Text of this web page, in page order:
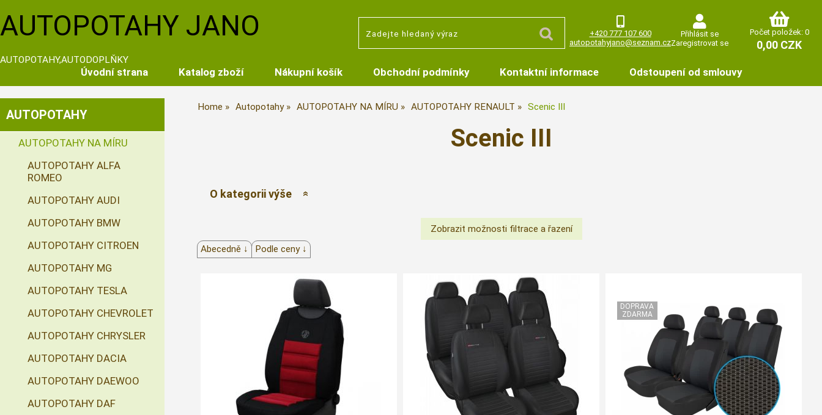
+420 777 107 600
autopotahyjano@seznam.cz
Přihlásit se
Zaregistrovat se
Počet položek: 0
0,00 CZK
AUTOPOTAHY JANO
AUTOPOTAHY,AUTODOPLŇKY
Úvodní strana Katalog zboží Nákupní košík Obchodní podmínky Kontaktní informace Odstoupení od smlouvy
Home Autopotahy AUTOPOTAHY NA MÍRU AUTOPOTAHY RENAULT Scenic III
Scenic III
O kategorii výše
Abecedně ↓ Podle ceny ↓
AUTOPOTAHY
AUTOPOTAHY NA MÍRU
AUTOPOTAHY ALFA
ROMEO
AUTOPOTAHY AUDI
AUTOPOTAHY BMW
AUTOPOTAHY CITROEN
AUTOPOTAHY MG
AUTOPOTAHY TESLA
AUTOPOTAHY CHEVROLET
AUTOPOTAHY CHRYSLER
AUTOPOTAHY DACIA
AUTOPOTAHY DAEWOO
AUTOPOTAHY DAF